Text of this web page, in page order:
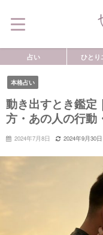
占い ひとり
本格占い
動き出すとき鑑定
方・あの人の行動
2024年7月8日 2024年9月30日